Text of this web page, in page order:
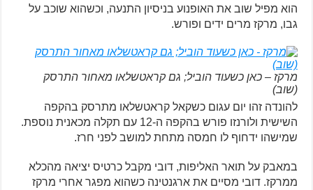
הוא מפיל שוב את האופנוע בניסיון התנעה, וכשהוא שוכב על
גבו, מרקז מרים ידים ופורש.
מרקז – כאן כשעוד הוביל; גם קראטשלאו מאחור התרסק
(שוב)
להונדה זהו יום עגום כשקאל קראטשלאו מתרסק בהקפה
השישית ולורנזו פורש בהקפה ה-12 עם תקלה מכאנית נוספת.
שמישהו ידחוף לו חמסה מתחת למושב לפני חרז.
במאבק על תואר האליפות, דובי מקבל כרטיס יציאה מהכלא
ממרקז. דובי מסיים את ארגנטינה כשהוא מפגר אחרי מרקז